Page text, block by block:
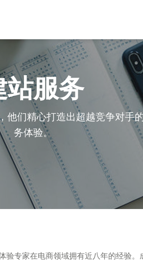
站服务
他们精心打造出超越竞争对手
务体验。
专家在电商领域拥有近八年的经验